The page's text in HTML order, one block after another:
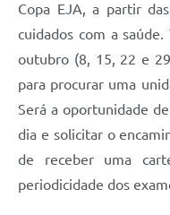
Copa EJA, a partir
cuidados com a
outubro (8, 15, 22 e
para procurar uma
Será a oportunidade
dia e solicitar o
de receber uma
periodicidade dos